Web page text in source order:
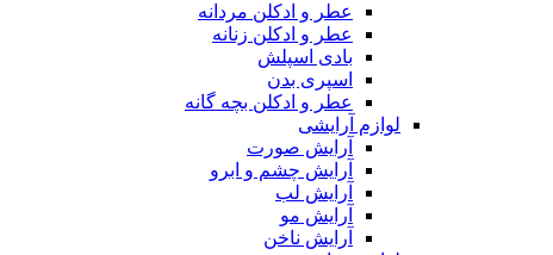
عطر و ادکلن مردانه
عطر و ادکلن زنانه
بادی اسپلش
اسپری بدن
عطر و ادکلن بچه گانه
لوازم آرایشی
آرایش صورت
آرایش چشم و ابرو
آرایش لب
آرایش مو
آرایش ناخن